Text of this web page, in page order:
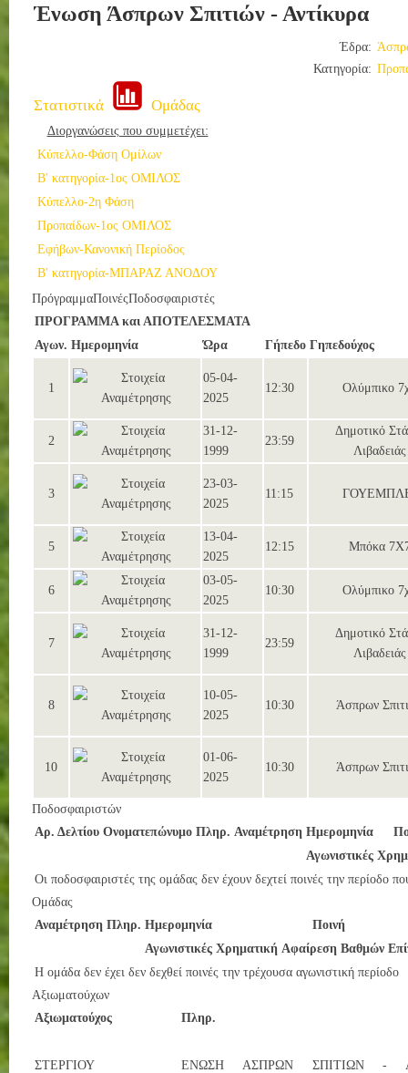
Ένωση Άσπρων Σπιτιών - Αντίκυρα
Έδρα:
Κατηγορία:
Στατιστικά Ομάδας
Διοργανώσεις που συμμετέχει:
Κύπελλο-Φάση Ομίλων
Β' κατηγορία-1ος ΟΜΙΛΟΣ
Κύπελλο-2η Φάση
Προπαίδων-1ος ΟΜΙΛΟΣ
Εφήβων-Κανονική Περίοδος
Β' κατηγορία-ΜΠΑΡΑΖ ΑΝΟΔΟΥ
ΠρόγραμμαΠοινέςΠοδοσφαιριστές
ΠΡΟΓΡΑΜΜΑ και ΑΠΟΤΕΛΕΣΜΑΤΑ
Αγων. Ημερομηνία Ώρα Γήπεδο Γηπεδούχος
1
05-04-
2025
12:30 Ολύμπικο
2
31-12-
1999
23:59
Δημοτικό
Λιβαδειάς
3
23-03-
2025
11:15
5
13-04-
2025
12:15 Μπόκα
6
03-05-
2025
10:30 Ολύμπικο
7
31-12-
1999
23:59
Δημοτικό
Λιβαδειάς
8
10-05-
2025
10:30 Άσπρων
10
01-06-
2025
10:30 Άσπρων
Ποδοσφαιριστών
Αρ. Δελτίου Ονοματεπώνυμο Πληρ. Αναμέτρηση Ημερομηνία
Αγωνιστικές
Οι ποδοσφαιριστές της ομάδας δεν έχουν δεχτεί ποινές την περίοδο
Ομάδας
Αναμέτρηση Πληρ. Ημερομηνία
Ποινή
Αγωνιστικές Χρηματική Αφαίρεση Βαθμών
Η ομάδα δεν έχει δεν δεχθεί ποινές την τρέχουσα αγωνιστική περίοδο
Αξιωματούχων
Αξιωματούχος
Πληρ.
ΣΤΕΡΓΙΟΥ
ΕΝΩΣΗ ΑΣΠΡΩΝ ΣΠΙΤΙΩΝ -